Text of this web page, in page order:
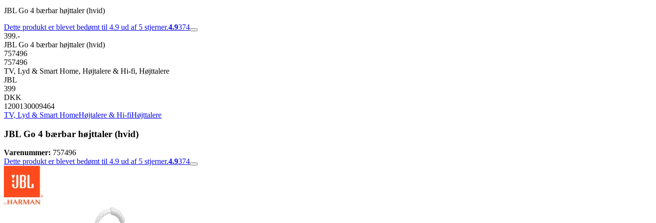
JBL Go 4 bærbar højttaler (hvid)
Dette produkt er blevet bedømt til 4.9 ud af 5 stjerner.4.9374
399.-
JBL Go 4 bærbar højttaler (hvid)
757496
757496
TV, Lyd & Smart Home, Højtalere & Hi-fi, Højttalere
JBL
399
DKK
1200130009464
TV, Lyd & Smart HomeHøjtalere & Hi-fiHøjttalere
JBL Go 4 bærbar højttaler (hvid)
Varenummer: 757496
Dette produkt er blevet bedømt til 4.9 ud af 5 stjerner.4.9374